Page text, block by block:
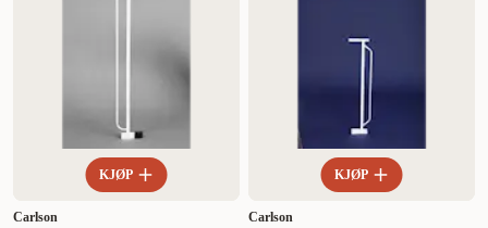
KJØP
Carlson
KJØP
Carlson